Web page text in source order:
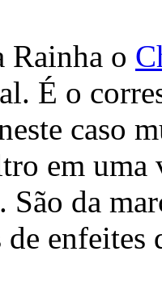
Rainha o
É o
caso
em uma
São da
de enfeites